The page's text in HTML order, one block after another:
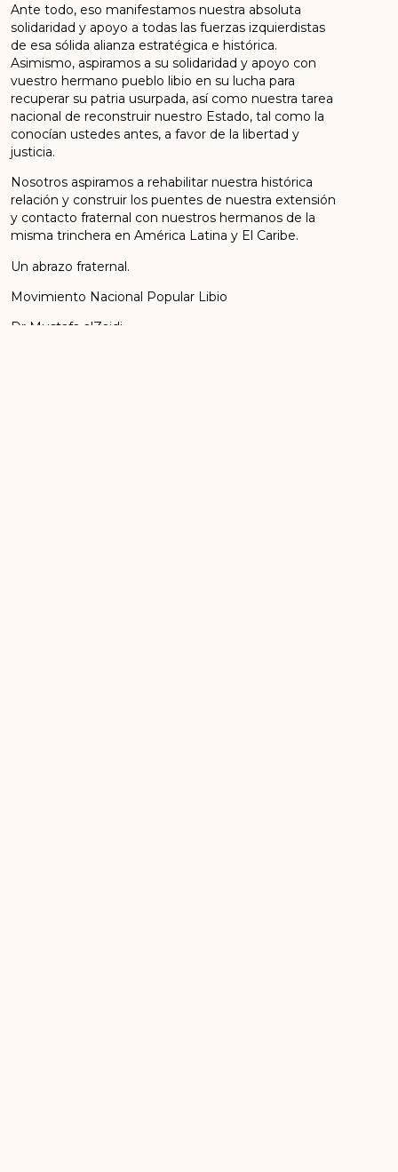
Ante todo, eso manifestamos nuestra absoluta
solidaridad y apoyo a todas las fuerzas izquierdistas
de esa sólida alianza estratégica e histórica.
Asimismo, aspiramos a su solidaridad y apoyo con
vuestro hermano pueblo libio en su lucha para
recuperar su patria usurpada, así como nuestra tarea
nacional de reconstruir nuestro Estado, tal como la
conocían ustedes antes, a favor de la libertad y
justicia.
Nosotros aspiramos a rehabilitar nuestra histórica
relación y construir los puentes de nuestra extensión
y contacto fraternal con nuestros hermanos de la
misma trinchera en América Latina y El Caribe.
Un abrazo fraternal.
Movimiento Nacional Popular Libio
Dr Mustafa alZaidi